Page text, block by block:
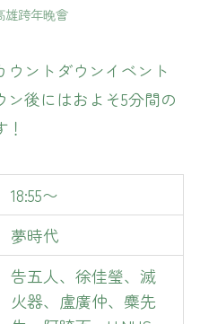
雄跨年晚會
ントダウンイベント
後にはおよそ5分間の
18:55〜
夢時代
告五人、徐佳瑩、滅
火器、盧廣仲、麋先